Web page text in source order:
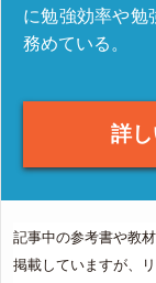
に勉強効率や勉
務めている。
詳
記事中の参考書や教
掲載していますが、